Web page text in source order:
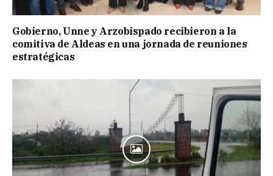
Gobierno, Unne y Arzobispado recibieron a la
comitiva de Aldeas en una jornada de reuniones
estratégicas